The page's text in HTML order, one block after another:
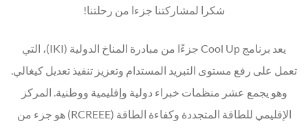
شكرا لمشاركتنا جزءا من رحلتنا!
يعد برنامج Cool Up جزءًا من مبادرة المناخ الدولية (IKI)، التي
تعمل على رفع مستوى التبريد المستدام وتعزيز تنفيذ تعديل كيغالي.
وهو يجمع عشر منظمات خبراء دولية وإقليمية ووطنية. المركز
الإقليمي للطاقة المتجددة وكفاءة الطاقة (RCREEE) هو جزء من